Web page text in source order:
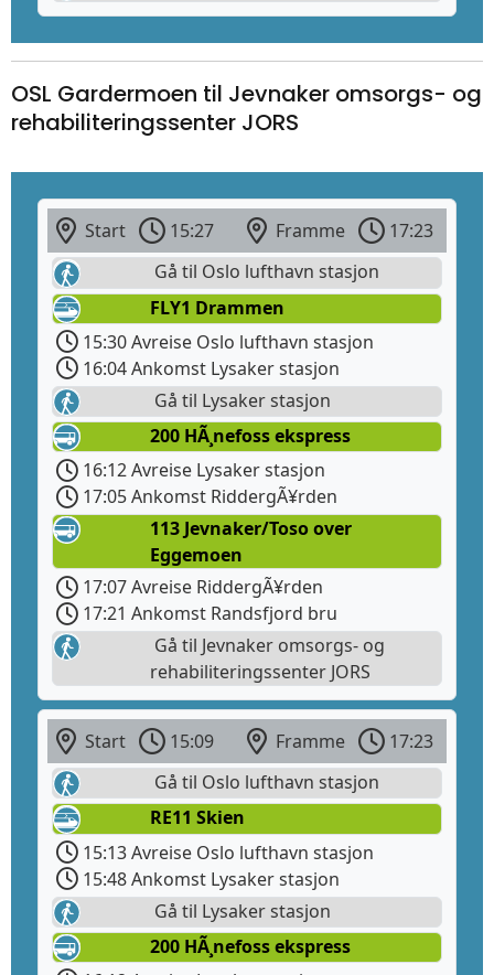
OSL Gardermoen til Jevnaker omsorgs- og
rehabiliteringssenter JORS
Start 15:27 Framme
17:23
Gå til Oslo lufthavn stasjon
FLY1 Drammen
15:30 Avreise Oslo lufthavn stasjon
16:04 Ankomst Lysaker stasjon
Gå til Lysaker stasjon
200 HÃ¸nefoss ekspress
16:12 Avreise Lysaker stasjon
17:05 Ankomst RiddergÃ¥rden
113 Jevnaker/Toso over
Eggemoen
17:07 Avreise RiddergÃ¥rden
17:21 Ankomst Randsfjord bru
Gå til Jevnaker omsorgs- og
rehabiliteringssenter JORS
Start 15:09 Framme
17:23
Gå til Oslo lufthavn stasjon
RE11 Skien
15:13 Avreise Oslo lufthavn stasjon
15:48 Ankomst Lysaker stasjon
Gå til Lysaker stasjon
200 HÃ¸nefoss ekspress